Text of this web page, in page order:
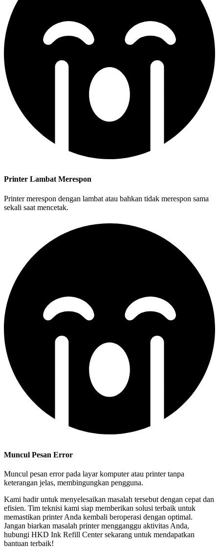
Printer Lambat Merespon
Printer merespon dengan lambat atau bahkan tidak merespon sama
sekali saat mencetak.
Muncul Pesan Error
Muncul pesan error pada layar komputer atau printer tanpa
keterangan jelas, membingungkan pengguna.
Kami hadir untuk menyelesaikan masalah tersebut dengan cepat dan
efisien. Tim teknisi kami siap memberikan solusi terbaik untuk
memastikan printer Anda kembali beroperasi dengan optimal.
Jangan biarkan masalah printer mengganggu aktivitas Anda,
hubungi HKD Ink Refill Center sekarang untuk mendapatkan
bantuan terbaik!